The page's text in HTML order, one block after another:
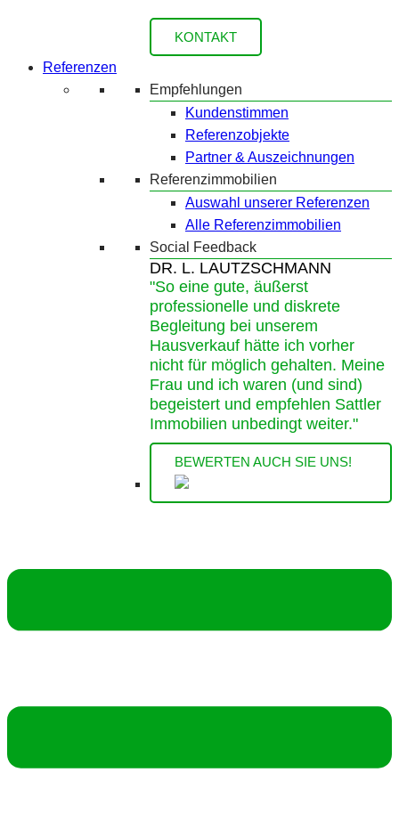
KONTAKT
Referenzen
Empfehlungen
Kundenstimmen
Referenzobjekte
Partner & Auszeichnungen
Referenzimmobilien
Auswahl unserer Referenzen
Alle Referenzimmobilien
Social Feedback
DR. L. LAUTZSCHMANN
"So eine gute, äußerst
professionelle und diskrete
Begleitung bei unserem
Hausverkauf hätte ich vorher
nicht für möglich gehalten. Meine
Frau und ich waren (und sind)
begeistert und empfehlen Sattler
Immobilien unbedingt weiter."
BEWERTEN AUCH SIE UNS!